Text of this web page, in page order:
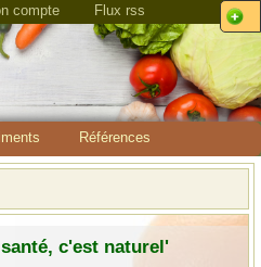
compte Flux rss
Références
c'est naturel'